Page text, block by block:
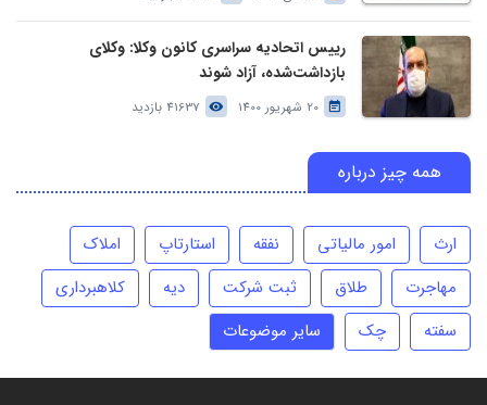
رییس اتحادیه سراسری کانون وکلا: وکلای
بازداشت‌شده، آزاد شوند
20 شهریور 1400 41637 بازدید
همه چیز درباره
ارث امور مالیاتی نفقه استارتاپ
املاک
مهاجرت
طلاق ثبت شرکت دیه
کلاهبرداری
سفته
چک سایر موضوعات